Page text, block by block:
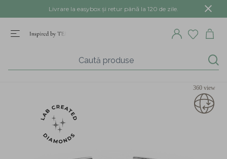
Livrare la easybox și retur până la 120 de zile.
360 view